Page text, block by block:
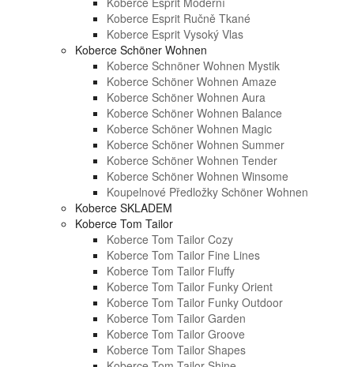
Koberce Esprit Ručně Tkané
Koberce Esprit Vysoký Vlas
Koberce Schöner Wohnen
Koberce Schnöner Wohnen Mystik
Koberce Schöner Wohnen Amaze
Koberce Schöner Wohnen Aura
Koberce Schöner Wohnen Balance
Koberce Schöner Wohnen Magic
Koberce Schöner Wohnen Summer
Koberce Schöner Wohnen Tender
Koberce Schöner Wohnen Winsome
Koupelnové Předložky Schöner Wohnen
Koberce SKLADEM
Koberce Tom Tailor
Koberce Tom Tailor Cozy
Koberce Tom Tailor Fine Lines
Koberce Tom Tailor Fluffy
Koberce Tom Tailor Funky Orient
Koberce Tom Tailor Funky Outdoor
Koberce Tom Tailor Garden
Koberce Tom Tailor Groove
Koberce Tom Tailor Shapes